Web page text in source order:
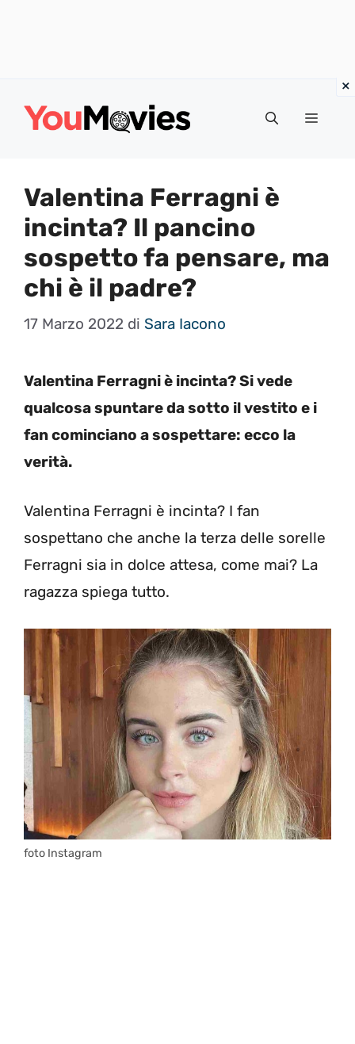
Menu
Valentina Ferragni è
incinta? Il pancino
sospetto fa pensare, ma
chi è il padre?
17 Marzo 2022 di Sara Iacono
Valentina Ferragni è incinta? Si vede
qualcosa spuntare da sotto il vestito e i
fan cominciano a sospettare: ecco la
verità.
Valentina Ferragni è incinta? I fan
sospettano che anche la terza delle sorelle
Ferragni sia in dolce attesa, come mai? La
ragazza spiega tutto.
foto Instagram